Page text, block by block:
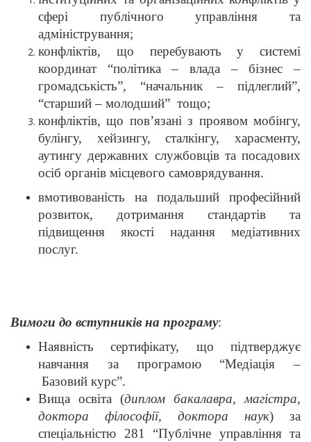
сфері публічного управління та
адміністрування;
конфліктів, що перебувають у системі
координат “політика – влада – бізнес –
громадськість”, “начальник – підлеглий”,
“старший – молодший” тощо;
конфліктів, що пов’язані з проявом мобінгу,
булінгу, хейзингу, сталкінгу, харасменту,
аутингу державних службовців та посадових
осіб органів місцевого самоврядування.
вмотивованість на подальший професійний
розвиток, дотримання стандартів та
підвищення якості надання медіативних
послуг.
Вимоги до вступників на програму:
Наявність сертифікату, що підтверджує
навчання за програмою “Медіація –
Базовий курс”.
Вища освіта (диплом бакалавра, магістра,
доктора філософії, доктора наук) за
спеціальністю 281 “Публічне управління та